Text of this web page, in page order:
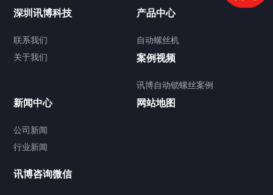
联系我们
关于我们
深圳讯博科技
联系我们
关于我们
产品中心
自动螺丝机
案例视频
讯博自动锁螺丝案例
新闻中心
公司新闻
行业新闻
网站地图
讯博咨询微信